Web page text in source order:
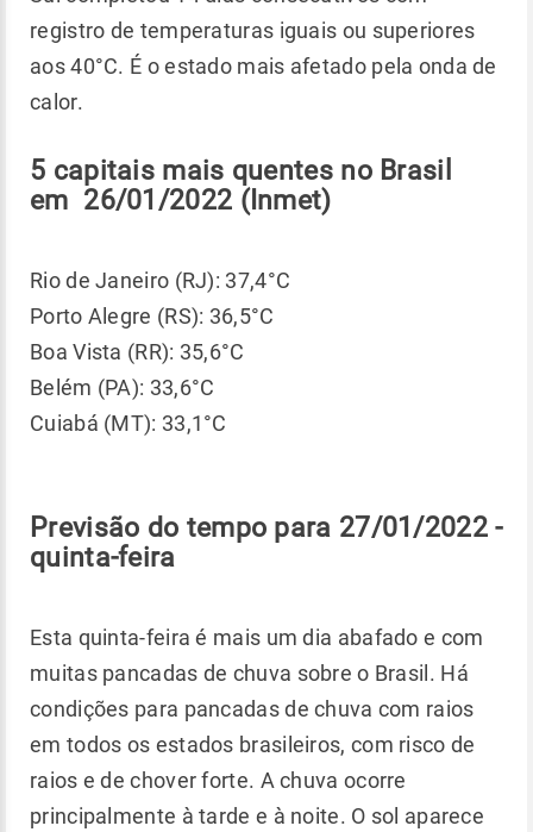
registro de temperaturas iguais ou superiores
aos 40°C. É o estado mais afetado pela onda de
calor.
5 capitais mais quentes no Brasil
em 26/01/2022 (Inmet)
Rio de Janeiro (RJ): 37,4°C
Porto Alegre (RS): 36,5°C
Boa Vista (RR): 35,6°C
Belém (PA): 33,6°C
Cuiabá (MT): 33,1°C
Previsão do tempo para 27/01/2022 -
quinta-feira
Esta quinta-feira é mais um dia abafado e com
muitas pancadas de chuva sobre o Brasil. Há
condições para pancadas de chuva com raios
em todos os estados brasileiros, com risco de
raios e de chover forte. A chuva ocorre
principalmente à tarde e à noite. O sol aparece